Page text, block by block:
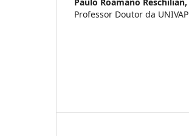
Professor Doutor da UNIVAP